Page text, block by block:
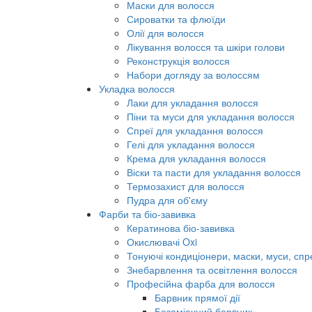
Маски для волосся
Сироватки та флюїди
Олії для волосся
Лікування волосся та шкіри голови
Реконструкція волосся
Набори догляду за волоссям
Укладка волосся
Лаки для укладання волосся
Піни та муси для укладання волосся
Спреї для укладання волосся
Гелі для укладання волосся
Крема для укладання волосся
Віски та пасти для укладання волосся
Термозахист для волосся
Пудра для об'єму
Фарби та біо-завивка
Кератинова біо-завивка
Окислювачі Oxi
Тонуючі кондиціонери, маски, муси,
Знебарвлення та освітлення волосся
Професійна фарба для волосся
Барвник прямої дії